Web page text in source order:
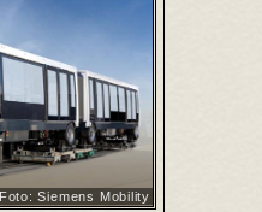
Foto: Siemens Mobility